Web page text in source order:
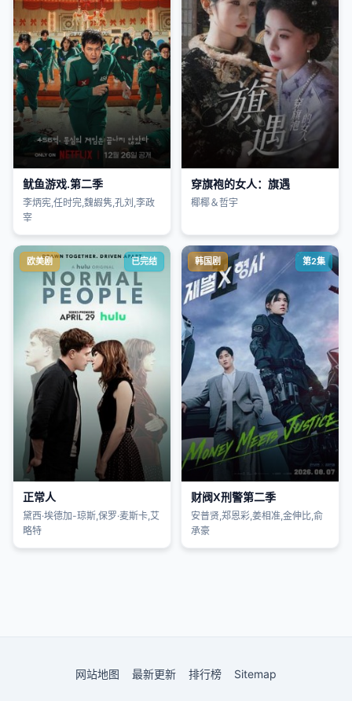
鱿鱼游戏.第二季
李炳宪,任时完,魏嘏隽,孔刘,李政
宰
穿旗袍的女人：旗遇
椰椰＆哲宇
欧美剧 已完结
正常人
黛西·埃德加-琼斯,保罗·麦斯卡,艾
略特
韩国剧 第2集
财阀X刑警第二季
安普贤,郑恩彩,姜相准,金伸比,俞
承豪
网站地图 最新更新 排行榜 Sitemap